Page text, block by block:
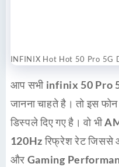
INFINIX Hot Hot 50 Pro 5G
आप सभी infinix 50 Pro
जानना चाहते है। तो इस
डिस्पले दिए गए है। वो भी
120Hzरिफ्रेश रेट जिससे
और Gaming